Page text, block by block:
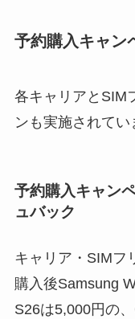
予約購入キャン
各キャリアとSIM
ンも実施されてい
予約購入キャン
ュバック
キャリア・SIMフ
購入後Samsung
S26は5,000円の